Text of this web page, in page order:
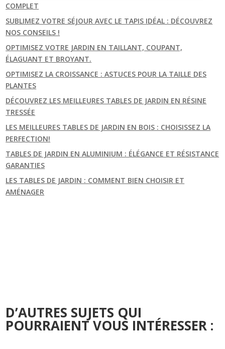
COMPLET
SUBLIMEZ VOTRE SÉJOUR AVEC LE TAPIS IDÉAL : DÉCOUVREZ
NOS CONSEILS !
OPTIMISEZ VOTRE JARDIN EN TAILLANT, COUPANT,
ÉLAGUANT ET BROYANT.
OPTIMISEZ LA CROISSANCE : ASTUCES POUR LA TAILLE DES
PLANTES
DÉCOUVREZ LES MEILLEURES TABLES DE JARDIN EN RÉSINE
TRESSÉE
LES MEILLEURES TABLES DE JARDIN EN BOIS : CHOISISSEZ LA
PERFECTION!
TABLES DE JARDIN EN ALUMINIUM : ÉLÉGANCE ET RÉSISTANCE
GARANTIES
LES TABLES DE JARDIN : COMMENT BIEN CHOISIR ET
AMÉNAGER
D’AUTRES SUJETS QUI
POURRAIENT VOUS INTÉRESSER :